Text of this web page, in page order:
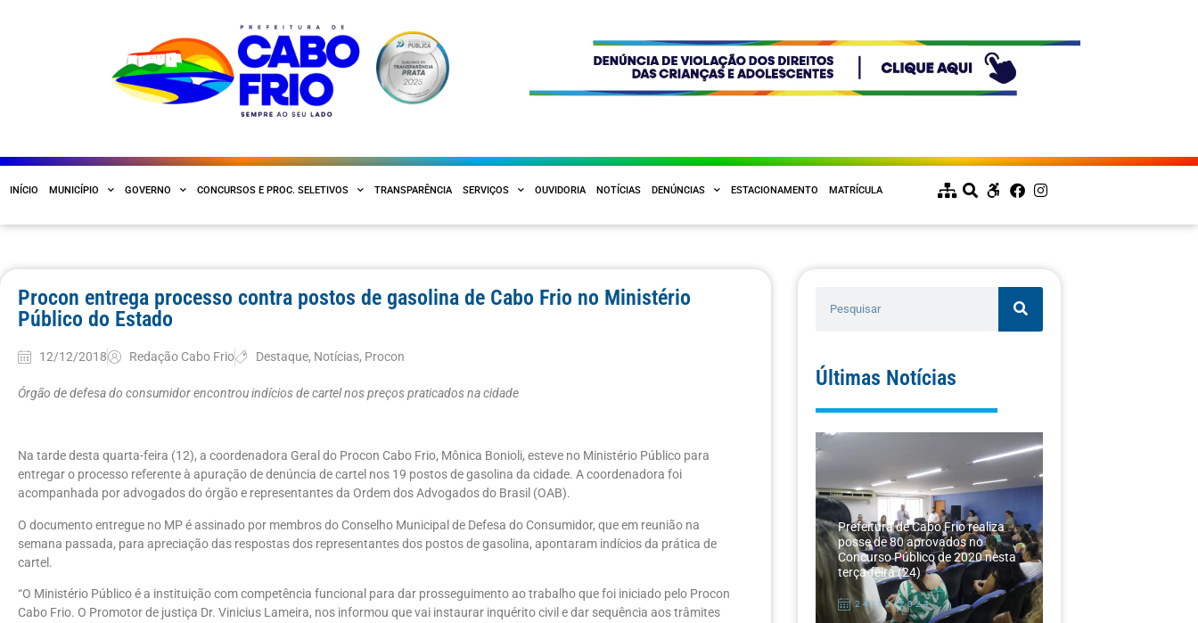
INÍCIO MUNICÍPIO GOVERNO CONCURSOS E PROC. SELETIVOS TRANSPARÊNCIA SERVIÇOS OUVIDORIA NOTÍCIAS DENÚNCIAS ESTACIONAMENTO MATRÍCULA
Procon entrega processo contra postos de gasolina de Cabo Frio no Ministério
Público do Estado
12/12/2018 Redação Cabo Frio Destaque, Notícias, Procon
Órgão de defesa do consumidor encontrou indícios de cartel nos preços praticados na cidade
Na tarde desta quarta-feira (12), a coordenadora Geral do Procon Cabo Frio, Mônica Bonioli, esteve no Ministério Público para
entregar o processo referente à apuração de denúncia de cartel nos 19 postos de gasolina da cidade. A coordenadora foi
acompanhada por advogados do órgão e representantes da Ordem dos Advogados do Brasil (OAB).
O documento entregue no MP é assinado por membros do Conselho Municipal de Defesa do Consumidor, que em reunião na
semana passada, para apreciação das respostas dos representantes dos postos de gasolina, apontaram indícios da prática de
cartel.
“O Ministério Público é a instituição com competência funcional para dar prosseguimento ao trabalho que foi iniciado pelo Procon
Cabo Frio. O Promotor de justiça Dr. Vinicius Lameira, nos informou que vai instaurar inquérito civil e dar sequência aos trâmites
Últimas Notícias
Prefeitura de Cabo Frio realiza
posse de 80 aprovados no
Concurso Público de 2020 nesta
terça-feira (24)
24/12/2024